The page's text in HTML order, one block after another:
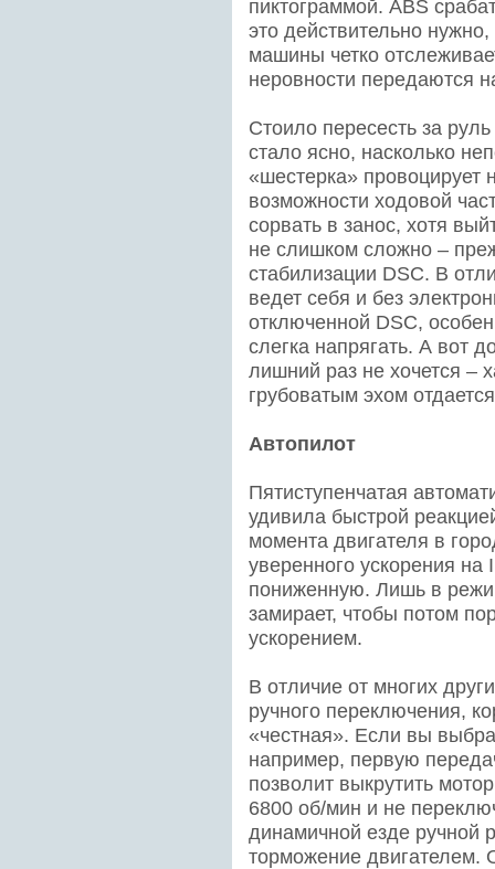
пиктограммой. АBS
это действительно
машины четко
неровности передаются
Стоило пересесть за
стало ясно, насколько
«шестерка» провоцирует
возможности ходовой
сорвать в занос, хотя
не слишком сложно –
стабилизации DSC. В
ведет себя и без
отключенной DSC,
слегка напрягать. А вот
лишний раз не хочется –
грубоватым эхом
Автопилот
Пятиступенчатая
удивила быстрой
момента двигателя в
уверенного ускорения
пониженную. Лишь в
замирает, чтобы потом
ускорением.
В отличие от многих
ручного переключения,
«честная». Если вы
например, первую
позволит выкрутить
6800 об/мин и не
динамичной езде ручной
торможение